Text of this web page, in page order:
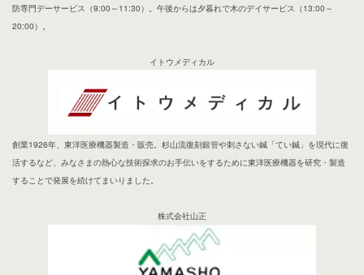
防専門デーサービス（9:00～11:30）。午後からは夕暮れで木のデイサービス（13:00～
20:00）。
イトウメディカル
創業1926年、東洋医療機器製造・販売。杉山流復刻銀管や刺さない鍼「てい鍼」を現代に復
活するなど、みなさまの熱心な技術探求のお手伝いをするために東洋医療機器を研究・製造
することで発展を続けてまいりました。
株式会社山正